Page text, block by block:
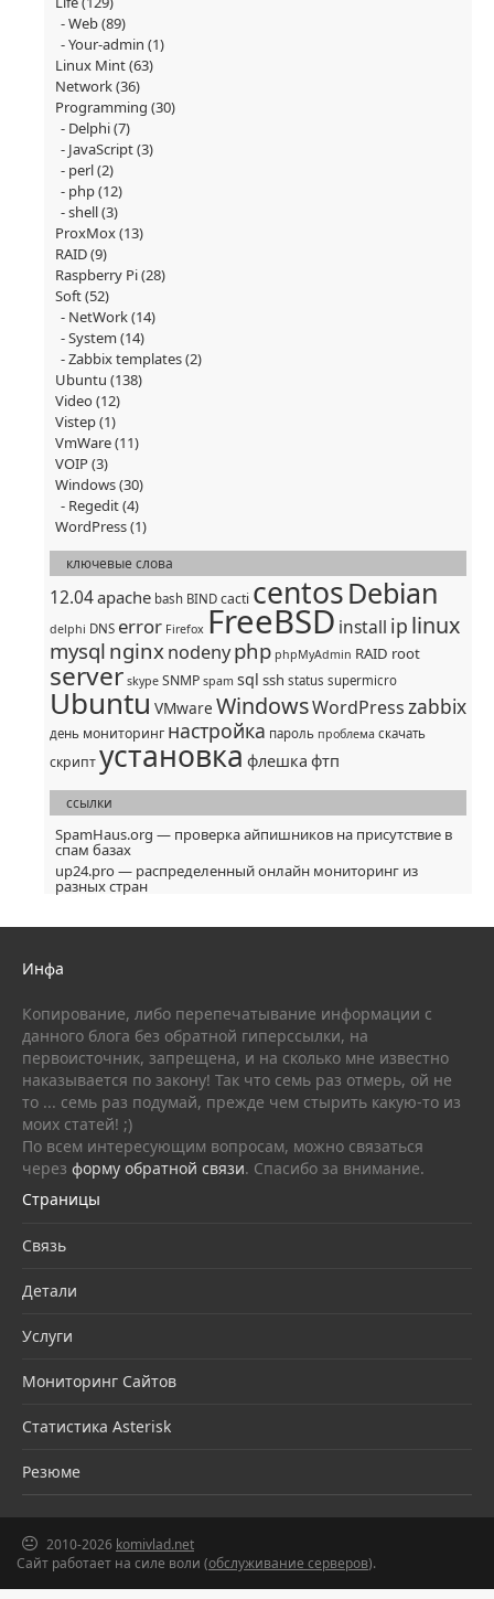
Web(89)
Your-admin (1)
Linux Mint(63)
Network(36)
Programming (30)
Delphi(7)
JavaScript(3)
perl(2)
php(12)
shell(3)
ProxMox(13)
RAID(9)
Raspberry Pi(28)
Soft(52)
NetWork(14)
System (14)
Zabbix templates(2)
Ubuntu (138)
Video(12)
Vistep(1)
VmWare(11)
VOIP(3)
Windows(30)
Regedit(4)
WordPress(1)
ключевые слова
12.04apache bash BIND cacti centosDebian
delphi DNS error Firefox FreeBSD install ip linux
mysql nginxnodenyphp phpMyAdmin RAID root
server skype SNMP spam sql ssh status supermicro
Ubuntu VMware WindowsWordPresszabbix
день мониторинг настройка пароль проблема скачать
скриптустановка флешка фтп
ссылки
SpamHaus.org — проверка айпишников на присутствие в
спам базах
up24.pro — распределенный онлайн мониторинг из
разных стран
Инфа
Копирование, либо перепечатывание информации с
данного блога без обратной гиперссылки, на
первоисточник, запрещена, и на сколько мне известно
наказывается по закону! Так что семь раз отмерь, ой не
то ... семь раз подумай, прежде чем стырить какую-то из
моих статей! ;)
По всем интересующим вопросам, можно связаться
через форму обратной связи. Спасибо за внимание.
Страницы
Связь
Детали
Услуги
Мониторинг Сайтов
Статистика Asterisk
Резюме
2010-2026 komivlad.net
Сайт работает на силе воли (обслуживание серверов).